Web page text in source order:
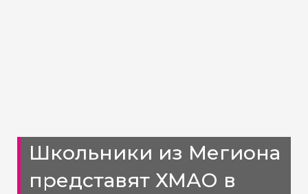
Школьники из Мегиона
представят ХМАО в